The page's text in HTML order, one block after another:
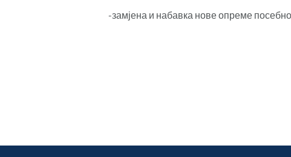
-замјена и набавка нове опреме